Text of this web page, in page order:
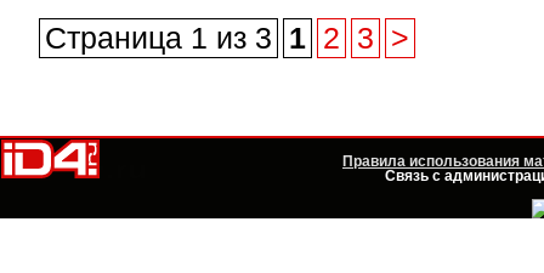
Страница 1 из 3 1 2 3 >
Правила использования
Связь с